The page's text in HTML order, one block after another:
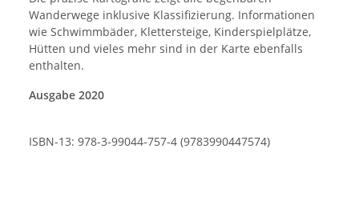
Wanderwege inklusive Klassifizierung. Informationen
wie Schwimmbäder, Klettersteige, Kinderspielplätze,
Hütten und vieles mehr sind in der Karte ebenfalls
enthalten.
Ausgabe 2020
ISBN-13: 978-3-99044-757-4 (9783990447574)